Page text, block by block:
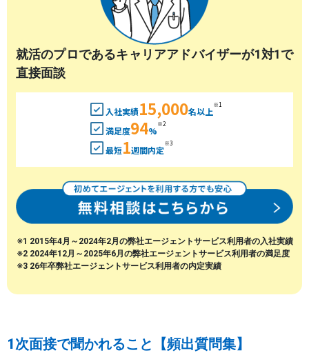
就活のプロであるキャリアアドバイザーが1対1で
直接面談
入社実績15,000名以上
※1
満足度94%
※2
最短1週間内定
※3
※1 2015年4月～2024年2月の弊社エージェントサービス利用者の入社実績
※2 2024年12月～2025年6月の弊社エージェントサービス利用者の満足度
※3 26年卒弊社エージェントサービス利用者の内定実績
1次面接で聞かれること【頻出質問集】